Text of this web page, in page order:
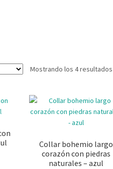
Mostrando los 4 resultados
Collar bohemio largo
corazón con piedras
naturales – azul